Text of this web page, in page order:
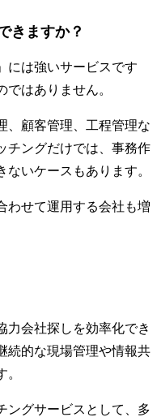
きますか？
には強いサービスです
はありません。
、顧客管理、工程管理な
チングだけでは、事務作
いケースもあります。
わせて運用する会社も増
力会社探しを効率化でき
続的な現場管理や情報共
ングサービスとして、多